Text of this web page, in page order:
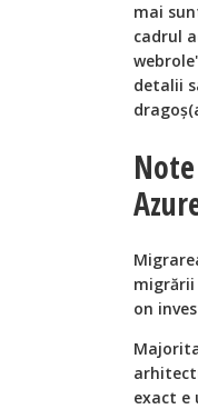
mai
cadrul
detalii
on
exact e